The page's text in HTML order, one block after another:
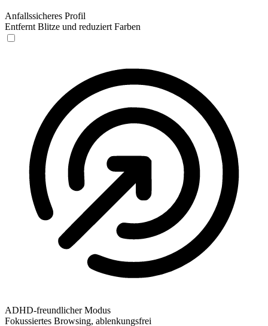
Anfallssicheres Profil
Entfernt Blitze und reduziert Farben
ADHD-freundlicher Modus
Fokussiertes Browsing, ablenkungsfrei